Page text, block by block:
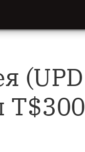
(UPD
T$300